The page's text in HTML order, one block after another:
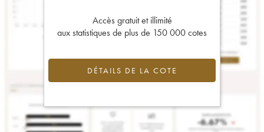
Accès gratuit et illimité
aux statistiques de plus de 150 000 cotes
DÉTAILS DE LA COTE